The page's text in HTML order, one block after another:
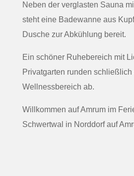
Neben der verglasten Sauna
steht eine Badewanne aus
Dusche zur Abkühlung bereit.
Ein schöner Ruhebereich mit
Privatgarten runden
Wellnessbereich ab.
Willkommen auf Amrum im
Schwertwal in Norddorf auf